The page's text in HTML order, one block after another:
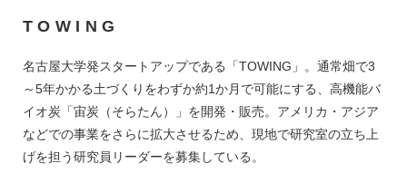
TOWING
名古屋大学発スタートアップである「TOWING」。通常畑で3
～5年かかる土づくりをわずか約1か月で可能にする、高機能バ
イオ炭「宙炭（そらたん）」を開発・販売。アメリカ・アジア
などでの事業をさらに拡大させるため、現地で研究室の立ち上
げを担う研究員リーダーを募集している。